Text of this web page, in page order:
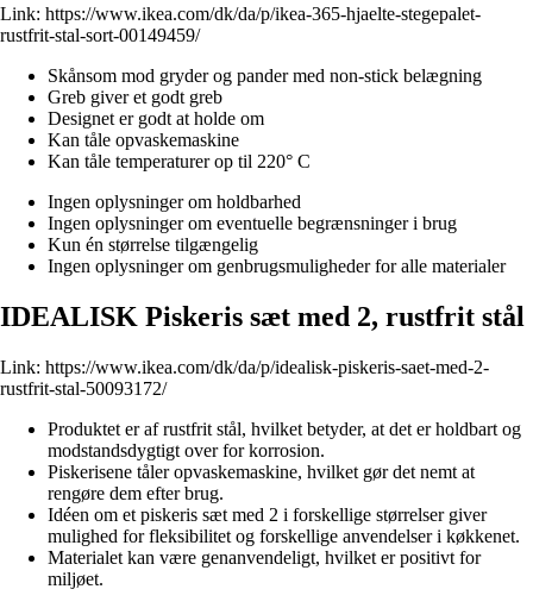
Link: https://www.ikea.com/dk/da/p/ikea-365-hjaelte-stegepalet-
rustfrit-stal-sort-00149459/
Skånsom mod gryder og pander med non-stick belægning
Greb giver et godt greb
Designet er godt at holde om
Kan tåle opvaskemaskine
Kan tåle temperaturer op til 220° C
Ingen oplysninger om holdbarhed
Ingen oplysninger om eventuelle begrænsninger i brug
Kun én størrelse tilgængelig
Ingen oplysninger om genbrugsmuligheder for alle materialer
IDEALISK Piskeris sæt med 2, rustfrit stål
Link: https://www.ikea.com/dk/da/p/idealisk-piskeris-saet-med-2-
rustfrit-stal-50093172/
Produktet er af rustfrit stål, hvilket betyder, at det er holdbart og
modstandsdygtigt over for korrosion.
Piskerisene tåler opvaskemaskine, hvilket gør det nemt at
rengøre dem efter brug.
Idéen om et piskeris sæt med 2 i forskellige størrelser giver
mulighed for fleksibilitet og forskellige anvendelser i køkkenet.
Materialet kan være genanvendeligt, hvilket er positivt for
miljøet.